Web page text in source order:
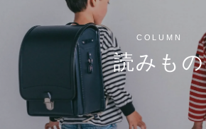
COLUMN
読みもの